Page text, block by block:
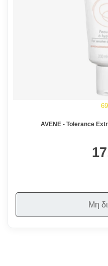
AVENE - Tolerance
Μη